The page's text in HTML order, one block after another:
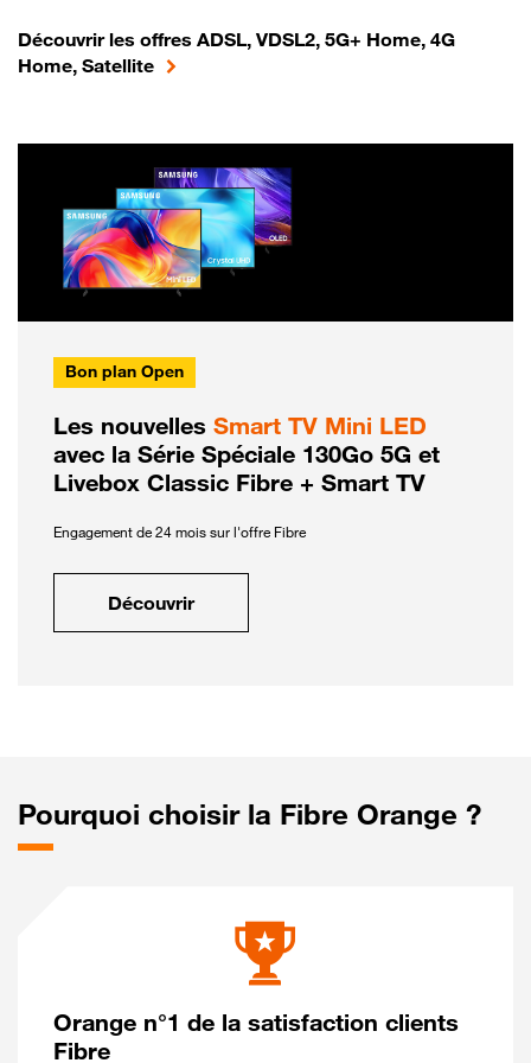
Découvrir les offres ADSL, VDSL2, 5G+ Home, 4G
Home, Satellite
Bon plan Open
Les nouvelles Smart TV Mini LED
avec la Série Spéciale 130Go 5G et
Livebox Classic Fibre + Smart TV
Engagement de 24 mois sur l'offre Fibre
Découvrir
Pourquoi choisir la Fibre Orange ?
Orange n°1 de la satisfaction clients
Fibre